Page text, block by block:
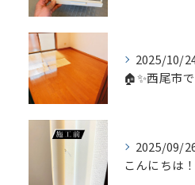
2025/10/
2025/09/